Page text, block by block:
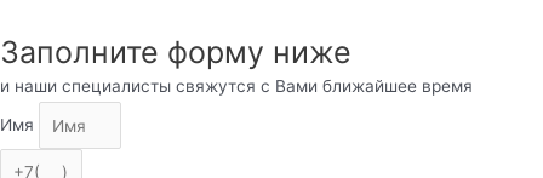
Заполните форму ниже
и наши специалисты свяжутся с Вами ближайшее время
Имя